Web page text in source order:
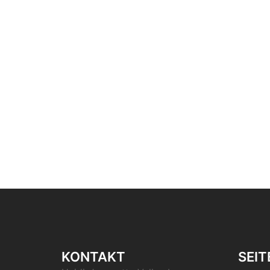
KONTAKT